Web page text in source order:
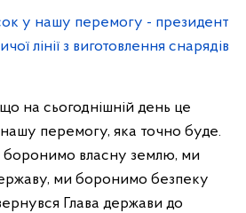
на сьогоднішній день це
перемогу, яка точно буде.
боронимо власну землю, ми
ми боронимо безпеку
Глава держави до